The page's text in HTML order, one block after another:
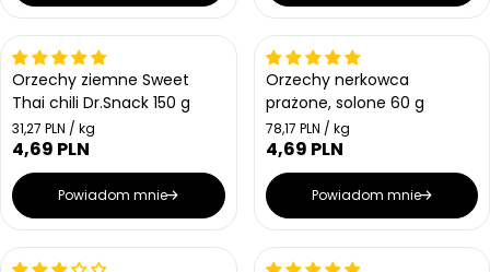
Wyprzedany
Orzechy ziemne Sweet
Thai chili Dr.Snack 150 g
Cena jednostkowa
31,27 PLN / kg
Cena regularna
4,69 PLN
Powiadom mnie
Wyprzedany
Orzechy nerkowca
prażone, solone 60 g
Cena jednostkowa
78,17 PLN / kg
Cena regularna
4,69 PLN
Powiadom mnie